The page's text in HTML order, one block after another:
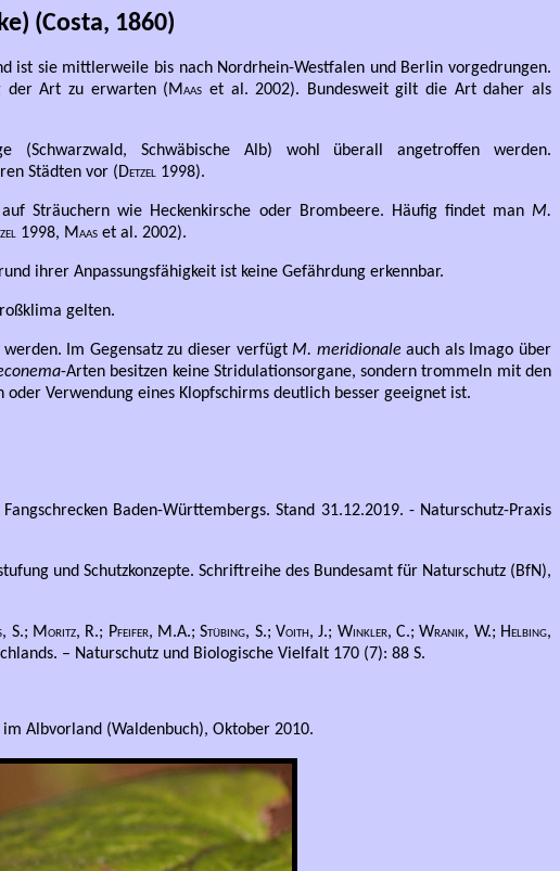
(Costa, 1860)
sie mittlerweile bis nach Nordrhein-Westfalen und Berlin vorgedrungen.
der Art zu erwarten (Maas et al. 2002). Bundesweit gilt die Art daher als
Schwäbische Alb) wohl überall angetroffen werden.
Städten vor (Detzel 1998).
Sträuchern wie Heckenkirsche oder Brombeere. Häufig findet man M.
1998, Maas et al. 2002).
ihrer Anpassungsfähigkeit ist keine Gefährdung erkennbar.
gelten.
werden. Im Gegensatz zu dieser verfügtM. meridionaleauch als Imago über
-Arten besitzen keine Stridulationsorgane, sondern trommeln mit den
Verwendung eines Klopfschirms deutlich besser geeignet ist.
Baden-Württembergs. Stand 31.12.2019. - Naturschutz-Praxis
und Schutzkonzepte. Schriftreihe des Bundesamt für Naturschutz (BfN),
S.; Moritz, R.; Pfeifer, M.A.; Stübing, S.; Voith, J.; Winkler, C.; Wranik, W.; Helbing,
– Naturschutz und Biologische Vielfalt 170 (7): 88 S.
Albvorland (Waldenbuch), Oktober 2010.